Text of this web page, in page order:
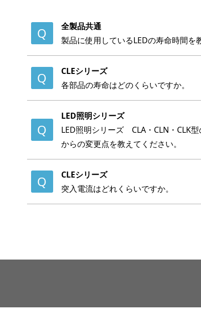
全製品共通
製品に使用しているLEDの寿命時間を
CLEシリーズ
各部品の寿命はどのくらいですか。
LED照明シリーズ
LED照明シリーズ CLA・CLN・CLK
からの変更点を教えてください。
CLEシリーズ
突入電流はどれくらいですか。